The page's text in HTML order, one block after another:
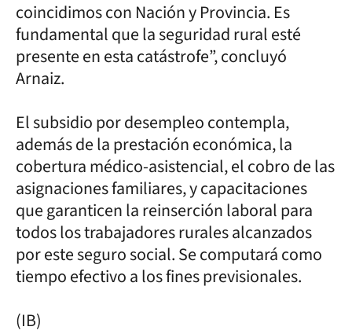
coincidimos con Nación y Provincia. Es
fundamental que la seguridad rural esté
presente en esta catástrofe”, concluyó
Arnaiz.
El subsidio por desempleo contempla,
además de la prestación económica, la
cobertura médico-asistencial, el cobro de las
asignaciones familiares, y capacitaciones
que garanticen la reinserción laboral para
todos los trabajadores rurales alcanzados
por este seguro social. Se computará como
tiempo efectivo a los fines previsionales.
(IB)